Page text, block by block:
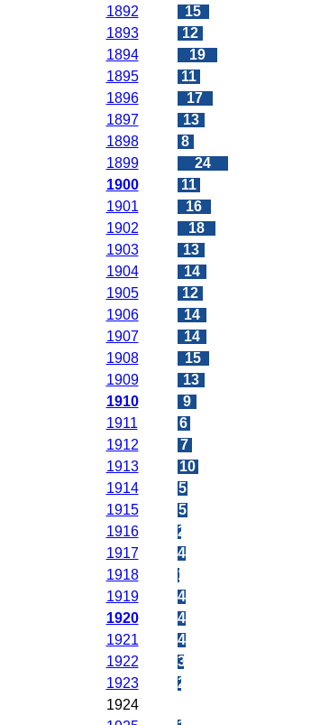
1892
15
1893
12
1894
19
1895
11
1896
17
1897
13
1898
8
1899
24
1900
11
1901
16
1902
18
1903
13
1904
14
1905
12
1906
14
1907
14
1908
15
1909
13
1910
9
1911
6
1912
7
1913
10
1914
5
1915
5
1916
2
1917
4
1918
1
1919
4
1920
4
1921
4
1922
3
1923
2
1924